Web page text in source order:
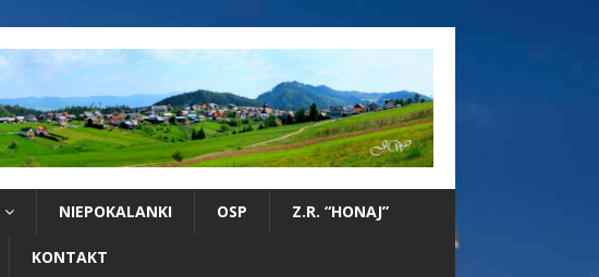
NIEPOKALANKI OSP Z.R. “HONAJ”
KONTAKT